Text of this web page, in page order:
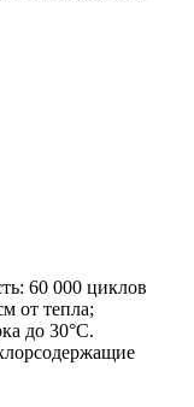
60 000 циклов
от тепла;
до 30°C.